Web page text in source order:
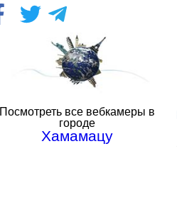
Посмотреть все вебкамеры в
городе
Хамамацу